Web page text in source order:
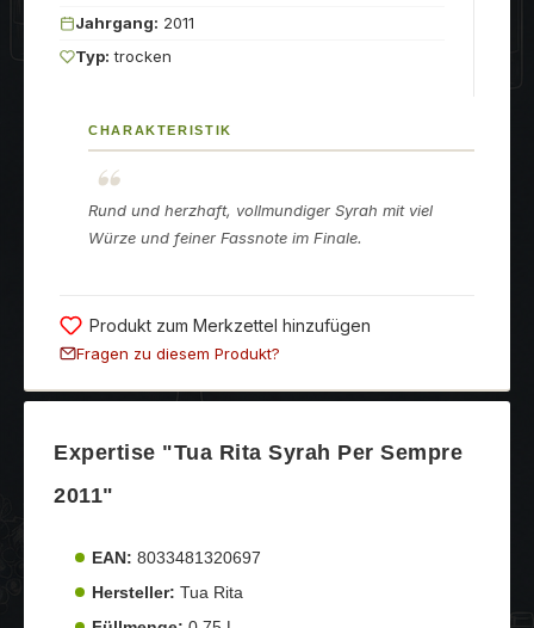
Jahrgang: 2011
Typ: trocken
CHARAKTERISTIK
Rund und herzhaft, vollmundiger Syrah mit viel
Würze und feiner Fassnote im Finale.
Produkt zum Merkzettel hinzufügen
Fragen zu diesem Produkt?
Expertise "Tua Rita Syrah Per Sempre
2011"
EAN: 8033481320697
Hersteller: Tua Rita